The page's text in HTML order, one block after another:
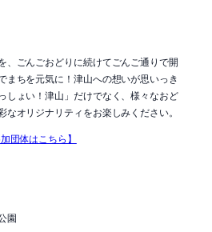
、ごんごおどりに続けてごんご通りで開
まちを元気に！津山への想いが思いっき
しょい！津山」だけでなく、様々なおど
なオリジナリティをお楽しみください。
団体はこちら】
園